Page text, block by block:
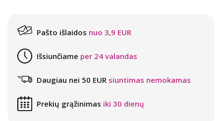
Pašto išlaidos nuo 3,9 EUR
Išsiunčiame per 24 valandas
Daugiau nei 50 EUR siuntimas nemokamas
Prekių grąžinimas iki 30 dienų